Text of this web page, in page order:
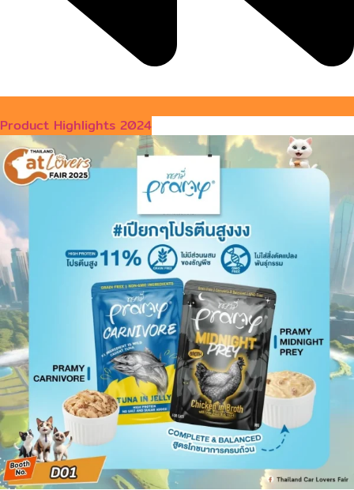
Product Highlights 2024